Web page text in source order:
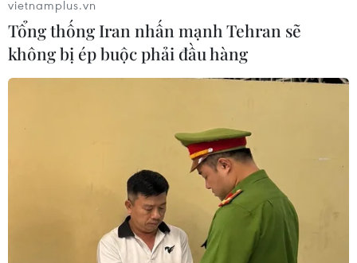
Nga: Cháy lớn tại kho hàng ở Moskva, hơn
10 người thương vong
Theo Bộ Tình trạng khẩn cấp Nga, ngọn lửa đã lan ra
một khu vực rộng 35.000m2. Một trực thăng Mi-8, 2 trực
vietnamplus.vn
Tổng thống Iran nhấn mạnh Tehran sẽ
không bị ép buộc phải đầu hàng